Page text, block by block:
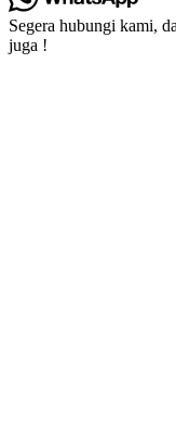
Segera hubungi kami,
juga !